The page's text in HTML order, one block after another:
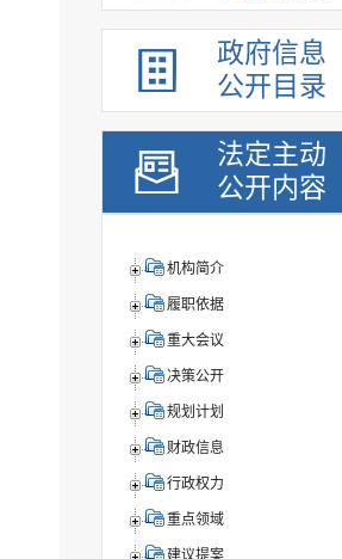
政府信息
公开目录
法定主动
公开内容
机构简介
履职依据
重大会议
决策公开
规划计划
财政信息
行政权力
重点领域
建议提案